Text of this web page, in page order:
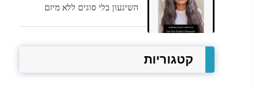
השיגעון בלי סוגים ללא מיזם
קטגוריות